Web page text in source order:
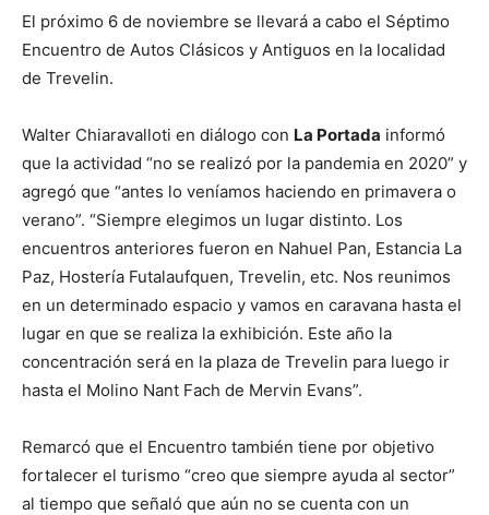
El próximo 6 de noviembre se llevará a cabo el Séptimo
Encuentro de Autos Clásicos y Antiguos en la localidad
de Trevelin.
Walter Chiaravalloti en diálogo con La Portada informó
que la actividad “no se realizó por la pandemia en 2020” y
agregó que “antes lo veníamos haciendo en primavera o
verano”. “Siempre elegimos un lugar distinto. Los
encuentros anteriores fueron en Nahuel Pan, Estancia La
Paz, Hostería Futalaufquen, Trevelin, etc. Nos reunimos
en un determinado espacio y vamos en caravana hasta el
lugar en que se realiza la exhibición. Este año la
concentración será en la plaza de Trevelin para luego ir
hasta el Molino Nant Fach de Mervin Evans”.
Remarcó que el Encuentro también tiene por objetivo
fortalecer el turismo “creo que siempre ayuda al sector”
al tiempo que señaló que aún no se cuenta con un